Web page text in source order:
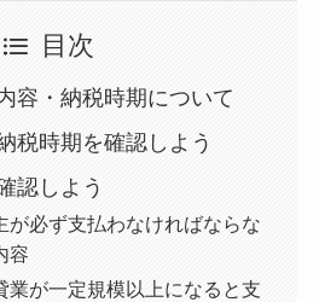
目次
容・納税時期について
税時期を確認しよう
認しよう
が必ず支払わなければならな
容
業が一定規模以上になると支